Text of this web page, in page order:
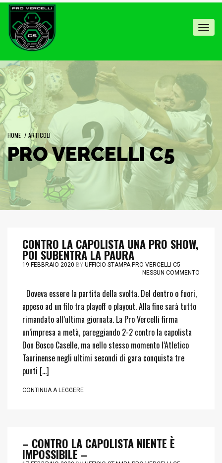
HOME / ARTICOLI
PRO VERCELLI C5
CONTRO LA CAPOLISTA UNA PRO SHOW,
POI SUBENTRA LA PAURA
19 FEBBRAIO 2020 BY UFFICIO STAMPA PRO VERCELLI C5
NESSUN COMMENTO
Doveva essere la partita della svolta. Del dentro o fuori,
appeso ad un filo tra playoff o playout. Alla fine sarà tutto
rimandato all’ultima giornata. La Pro Vercelli firma
un’impresa a metà, pareggiando 2-2 contro la capolista
Don Bosco Caselle, ma nello stesso momento l’Atletico
Taurinense negli ultimi secondi di gara conquista tre
punti […]
CONTINUA A LEGGERE
– CONTRO LA CAPOLISTA NIENTE È
IMPOSSIBILE –